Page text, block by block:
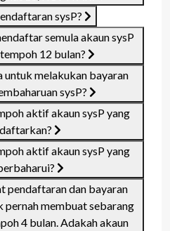
sysP?
semula akaun sysP
12 bulan?
untuk melakukan bayaran
sysP?
aktif akaun sysP yang
aktif akaun sysP yang
pendaftaran dan bayaran
pernah membuat sebarang
4 bulan. Adakah akaun